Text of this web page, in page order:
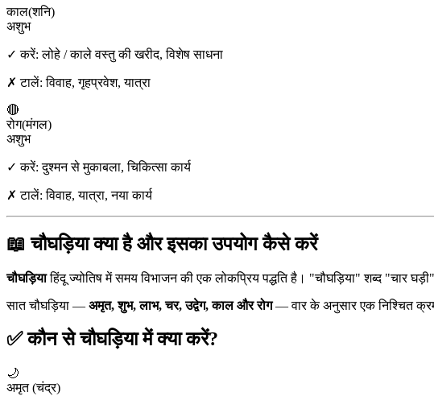
काल(शनि)
अशुभ
✓ करें:लोहे / काले वस्तु की खरीद, विशेष साधना
✗ टालें:विवाह, गृहप्रवेश, यात्रा
🔴
रोग(मंगल)
अशुभ
✓ करें:दुश्मन से मुकाबला, चिकित्सा कार्य
✗ टालें:विवाह, यात्रा, नया कार्य
📖 चौघड़िया क्या है और इसका उपयोग कैसे करें
चौघड़ियाहिंदू ज्योतिष में समय विभाजन की एक लोकप्रिय पद्धति है। "चौघड़िया" शब्द "चार
सात चौघड़िया — अमृत, शुभ, लाभ, चर, उद्वेग, काल और रोग— वार के अनुसार एक निश्चित
✅ कौन से चौघड़िया में क्या करें?
🌙
अमृत (चंद्र)